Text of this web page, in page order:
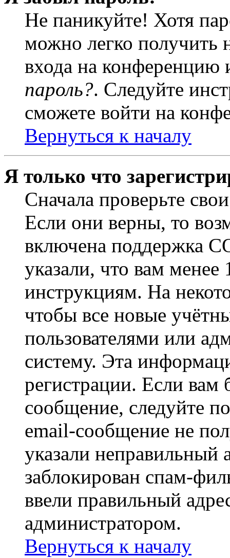
Не паникуйте! Хотя
можно легко получить
входа на
пароль?. Следуйте
сможете войти на
Вернуться к началу
Я только что
Сначала проверьте
Если они верны, то
включена поддержка
указали, что вам
инструкциям. На
чтобы все новые
пользователями или
систему. Эта
регистрации. Если
сообщение, следуйте
email-сообщение не
указали неправильный
заблокирован спам-
ввели правильный
администратором.
Вернуться к началу